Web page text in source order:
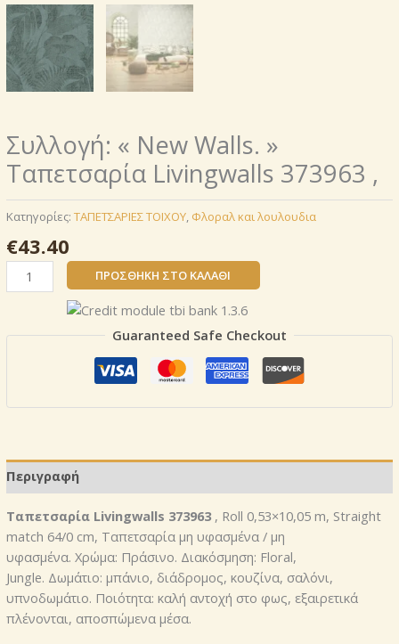
Συλλογή: « New Walls. »
Ταπετσαρία Livingwalls 373963 ,
Κατηγορίες: ΤΑΠΕΤΣΑΡΙΕΣ ΤΟΙΧΟΥ, Φλοραλ και λουλουδια
€43.40
Συλλογή:
«
Walls.
373963
ΠΡΟΣΘΉΚΗ ΣΤΟ ΚΑΛΆΘΙ
Guaranteed Safe Checkout
Περιγραφή
Ταπετσαρία Livingwalls 373963 , Roll 0,53×10,05 m, Straight
match 64/0 cm, Ταπετσαρία μη υφασμένα / μη
υφασμένα. Χρώμα: Πράσινο. Διακόσμηση: Floral,
Jungle. Δωμάτιο: μπάνιο, διάδρομος, κουζίνα, σαλόνι,
υπνοδωμάτιο. Ποιότητα: καλή αντοχή στο φως, εξαιρετικά
πλένονται, αποσπώμενα μέσα.